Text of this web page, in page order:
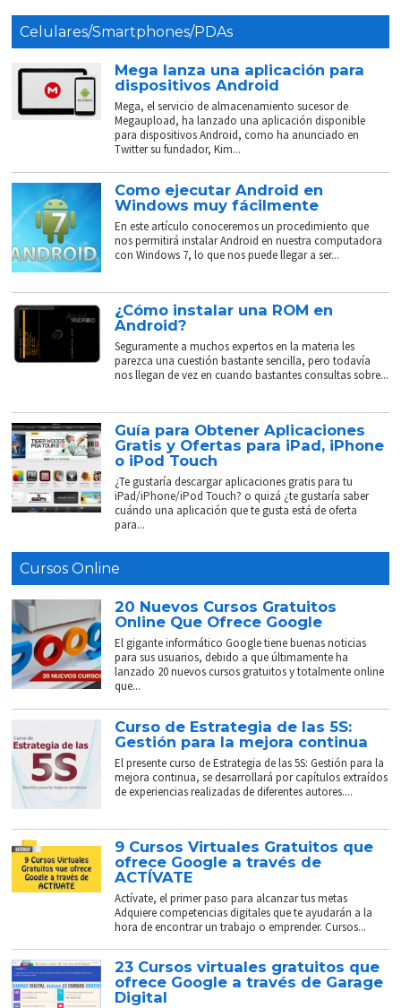
Celulares/Smartphones/PDAs
Mega lanza una aplicación para
dispositivos Android
Mega, el servicio de almacenamiento sucesor de
Megaupload, ha lanzado una aplicación disponible
para dispositivos Android, como ha anunciado en
Twitter su fundador, Kim...
Como ejecutar Android en
Windows muy fácilmente
En este artículo conoceremos un procedimiento que
nos permitirá instalar Android en nuestra computadora
con Windows 7, lo que nos puede llegar a ser...
¿Cómo instalar una ROM en
Android?
Seguramente a muchos expertos en la materia les
parezca una cuestión bastante sencilla, pero todavía
nos llegan de vez en cuando bastantes consultas sobre...
Guía para Obtener Aplicaciones
Gratis y Ofertas para iPad, iPhone
o iPod Touch
¿Te gustaría descargar aplicaciones gratis para tu
iPad/iPhone/iPod Touch? o quizá ¿te gustaría saber
cuándo una aplicación que te gusta está de oferta
para...
Cursos Online
20 Nuevos Cursos Gratuitos
Online Que Ofrece Google
El gigante informático Google tiene buenas noticias
para sus usuarios, debido a que últimamente ha
lanzado 20 nuevos cursos gratuitos y totalmente online
que...
Curso de Estrategia de las 5S:
Gestión para la mejora continua
El presente curso de Estrategia de las 5S: Gestión para la
mejora continua, se desarrollará por capítulos extraídos
de experiencias realizadas de diferentes autores....
9 Cursos Virtuales Gratuitos que
ofrece Google a través de
ACTÍVATE
Actívate, el primer paso para alcanzar tus metas
Adquiere competencias digitales que te ayudarán a la
hora de encontrar un trabajo o emprender. Cursos...
23 Cursos virtuales gratuitos que
ofrece Google a través de Garage
Digital